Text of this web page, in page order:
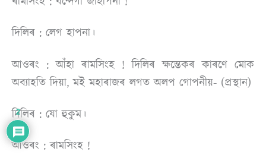
দিলিৰ : লেগ হাপনা।
আওৰং : আঁহা ৰামসিংহ ! দিলিৰ ক্ষন্তেকৰ কাৰণে মোক
অব্যাহতি দিয়া, মই মহাৰাজৰ লগত অলপ গােপনীয়- (প্ৰস্থান)
দিলিৰ : যাে হুকুম।
আওৰং : ৰামসিংহ !
2